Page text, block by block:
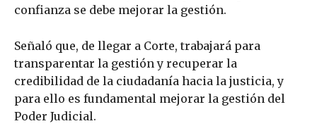
confianza se debe mejorar la gestión.
Señaló que, de llegar a Corte, trabajará para
transparentar la gestión y recuperar la
credibilidad de la ciudadanía hacia la justicia, y
para ello es fundamental mejorar la gestión del
Poder Judicial.